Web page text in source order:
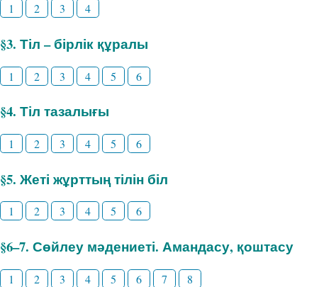
1 2 3 4
§3. Тіл – бірлік құралы
1 2 3 4 5 6
§4. Тіл тазалығы
1 2 3 4 5 6
§5. Жеті жұрттың тілін біл
1 2 3 4 5 6
§6–7. Сөйлеу мәдениеті. Амандасу, қоштасу
1 2 3 4 5 6 7 8